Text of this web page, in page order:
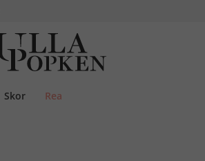
Skor Rea